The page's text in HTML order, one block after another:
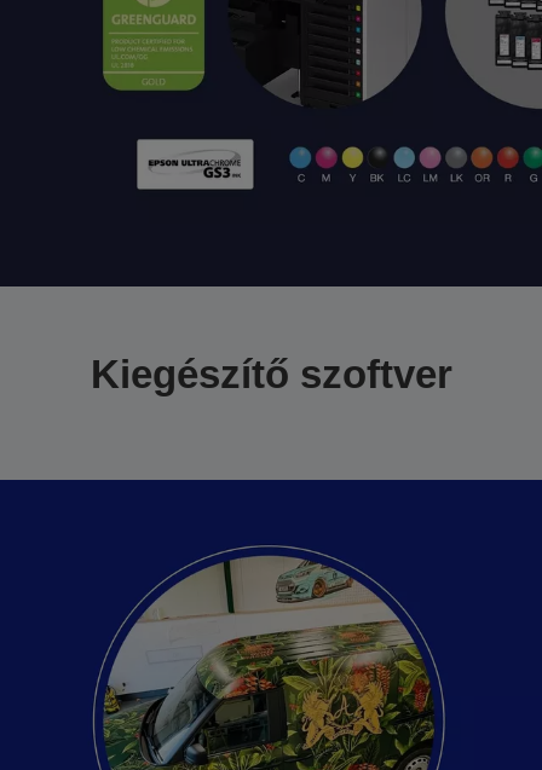
Kiegészítő szoftver